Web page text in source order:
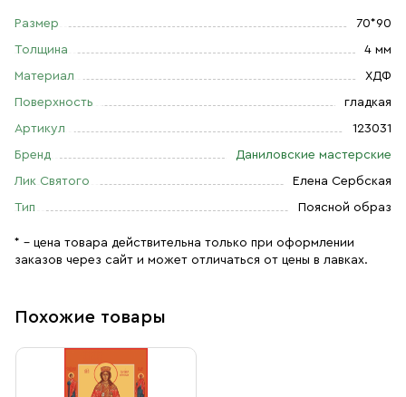
Размер 70*90
Толщина 4 мм
Материал ХДФ
Поверхность гладкая
Артикул 123031
Бренд Даниловские мастерские
Лик Святого Елена Сербская
Тип Поясной образ
* – цена товара действительна только при оформлении
заказов через сайт и может отличаться от цены в лавках.
Похожие товары